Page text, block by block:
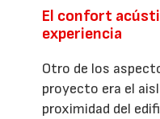
El confort
experiencia
Otro de los
proyecto era el
proximidad del